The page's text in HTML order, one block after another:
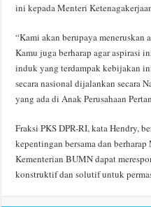
ini kepada Menteri
“Kami akan berupaya
Kamu juga berharap agar aspirasi
induk yang terdampak kebijakan
secara nasional dijalankan secara
yang ada di Anak Perusahaan
Fraksi PKS DPR-RI, kata Hendry,
kepentingan bersama dan
Kementerian BUMN dapat
konstruktif dan solutif untuk